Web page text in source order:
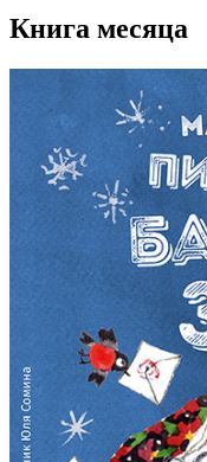
Книга месяца